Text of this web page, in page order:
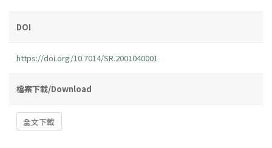
DOI
https://doi.org/10.7014/SR.2001040001
檔案下載/Download
全文下載